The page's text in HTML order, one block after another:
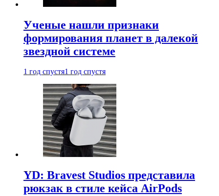
Ученые нашли признаки
формирования планет в далекой
звездной системе
1 год спустя1 год спустя
YD: Bravest Studios представила
рюкзак в стиле кейса AirPods